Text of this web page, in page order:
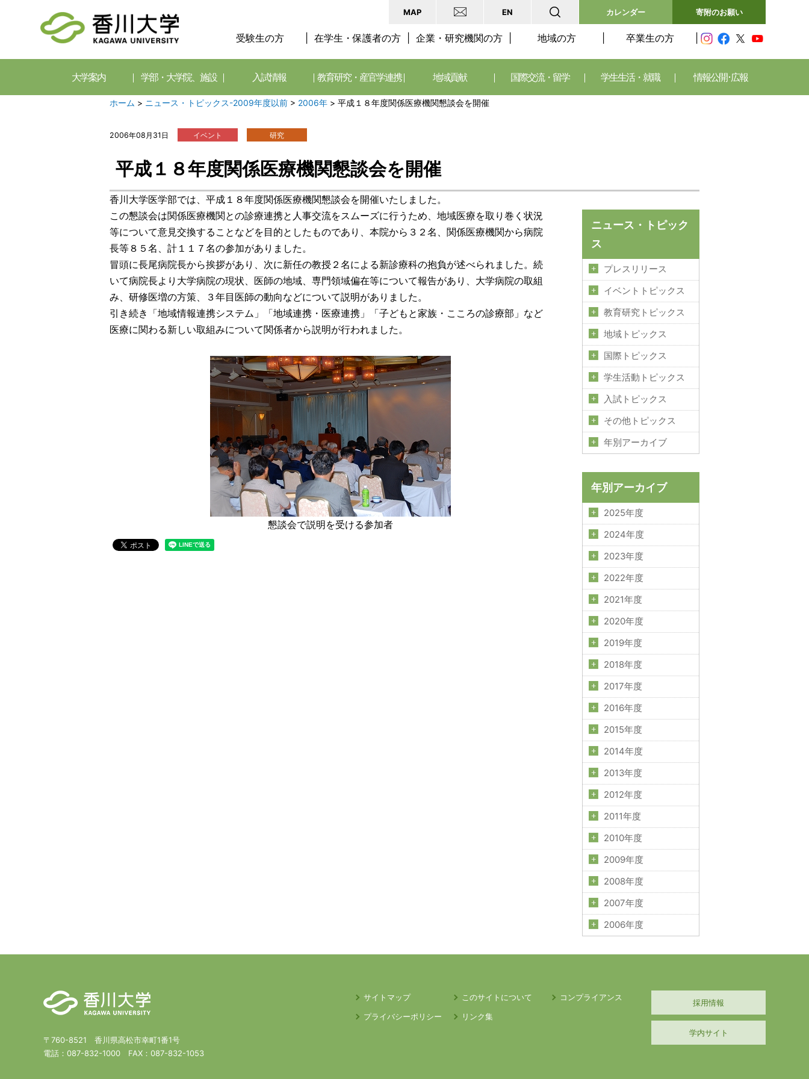
MAP EN カレンダー 寄附のお願い
受験生の方 在学生・保護者の方 企業・研究機関の方 地域の方 卒業生の方
大学案内 学部・大学院、施設 入試情報 教育研究・産官学連携 地域貢献 国際交流・留学 学生生活・就職 情報公開･広報
ホーム > ニュース・トピックス-2009年度以前 > 2006年 > 平成１８年度関係医療機関懇談会を開催
2006年08月31日 イベント 研究
平成１８年度関係医療機関懇談会を開催
香川大学医学部では、平成１８年度関係医療機関懇談会を開催いたしました。
この懇談会は関係医療機関との診療連携と人事交流をスムーズに行うため、地域医療を取り巻く状況
等について意見交換することなどを目的としたものであり、本院から３２名、関係医療機関から病院
長等８５名、計１１７名の参加がありました。
冒頭に長尾病院長から挨拶があり、次に新任の教授２名による新診療科の抱負が述べられました。続
いて病院長より大学病院の現状、医師の地域、専門領域偏在等について報告があり、大学病院の取組
み、研修医増の方策、３年目医師の動向などについて説明がありました。
引き続き「地域情報連携システム」「地域連携・医療連携」「子どもと家族・こころの診療部」など
医療に関わる新しい取組みについて関係者から説明が行われました。
懇談会で説明を受ける参加者
ニュース・トピック
ス
プレスリリース
イベントトピックス
教育研究トピックス
地域トピックス
国際トピックス
学生活動トピックス
入試トピックス
その他トピックス
年別アーカイブ
年別アーカイブ
2025年度
2024年度
2023年度
2022年度
2021年度
2020年度
2019年度
2018年度
2017年度
2016年度
2015年度
2014年度
2013年度
2012年度
2011年度
2010年度
2009年度
2008年度
2007年度
2006年度
〒760-8521 香川県高松市幸町1番1号
電話： 087-832-1000 FAX： 087-832-1053
サイトマップ このサイトについて
コンプライアンス
プライバシーポリシー
リンク集
採用情報
学内サイト